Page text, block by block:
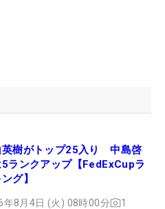
英樹がトップ25入り 中島啓
5ランクアップ【FedExCupラ
グ】
年8月4日 (火) 08時00分 1